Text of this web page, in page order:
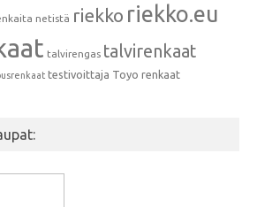
netistä riekko riekko.eu
talvirengas talvirenkaat
testivoittaja Toyo renkaat